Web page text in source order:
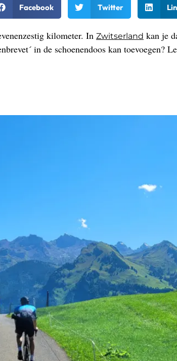
Facebook Twitter
kilometer. In Zwitserland kan je
in de schoenendoos kan